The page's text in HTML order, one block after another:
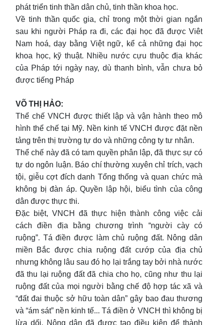
phát triển tinh thần dân chủ, tinh thần khoa học.
Về tinh thần quốc gia, chỉ trong một thời gian ngắn
sau khi người Pháp ra đi, các đại học đã được Viêt
Nam hoá, dạy bằng Việt ngữ, kể cả những đại học
khoa học, kỹ thuật. Nhiều nước cựu thuộc địa khác
của Pháp tới ngày nay, dù thanh bình, vẫn chưa bỏ
được tiếng Pháp
VÕ THỊ HẢO:
Thể chế VNCH được thiết lập và vận hành theo mô
hình thể chế tại Mỹ. Nền kinh tế VNCH được đặt nền
tảng trên thị trường tự do và những công ty tư nhân.
Thể chế này đã có tam quyền phân lập, đã thực sự có
tự do ngôn luận. Báo chí thường xuyên chỉ trích, vạch
tội, giễu cợt đích danh Tổng thống và quan chức mà
không bị đàn áp. Quyền lập hội, biểu tình của công
dân được thực thi.
Đặc biệt, VNCH đã thực hiện thành công việc cải
cách điền địa bằng chương trình “người cày có
ruộng”. Tá điền được làm chủ ruộng đất. Nông dân
miền Bắc được chia ruộng đất cướp của địa chủ
nhưng không lâu sau đó họ lại trắng tay bởi nhà nước
đã thu lại ruộng đất đã chia cho họ, cũng như thu lại
ruộng đất của mọi người bằng chế độ hợp tác xã và
“đất đai thuộc sở hữu toàn dân” gây bao đau thương
và “ám sát” nền kinh tế... Tá điền ở VNCH thì không bị
lừa dối. Nông dân đã được tạo điều kiện để thành